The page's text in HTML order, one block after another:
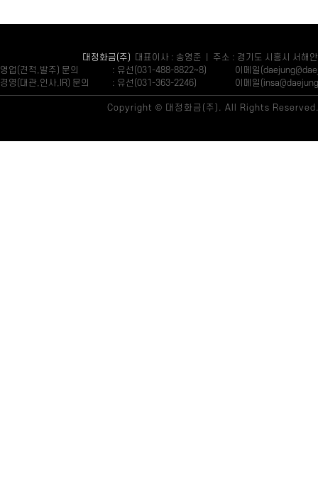
대정화금(주) 대표이사 : 송영준 | 주소 : 경기도 시흥시 서해
영업(견적,발주) 문의
: 유선(031-488-8822~8)
이메일
경영(대관,인사,IR) 문의
: 유선(031-363-2246) 이메일
Copyright © 대정화금(주). All Rights